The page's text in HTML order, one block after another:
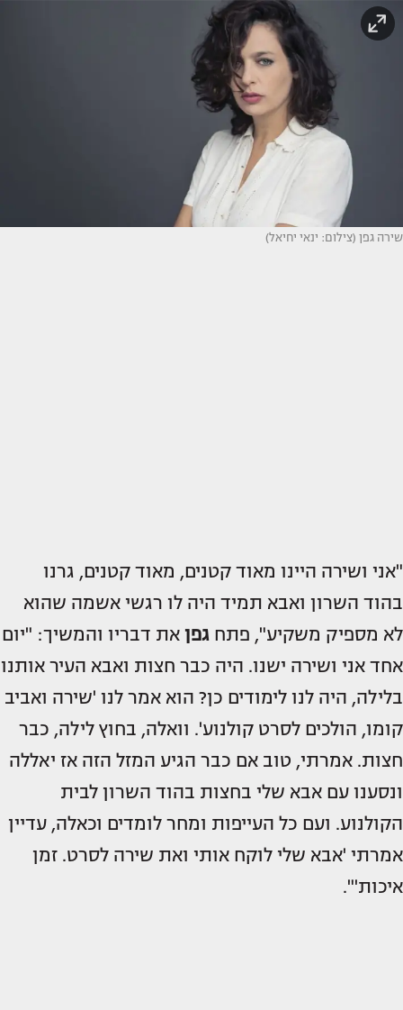
שירה גפן (צילום: ינאי יחיאל)
"אני ושירה היינו מאוד קטנים, מאוד קטנים, גרנו
בהוד השרון ואבא תמיד היה לו רגשי אשמה שהוא
לא מספיק משקיע", פתח גפן את דבריו והמשיך: "יום
אחד אני ושירה ישנו. היה כבר חצות ואבא העיר אותנו
בלילה, היה לנו לימודים כן? הוא אמר לנו 'שירה ואביב
קומו, הולכים לסרט קולנוע'. וואלה, בחוץ לילה, כבר
חצות. אמרתי, טוב אם כבר הגיע המזל הזה אז יאללה
ונסענו עם אבא שלי בחצות בהוד השרון לבית
הקולנוע. ועם כל העייפות ומחר לומדים וכאלה, עדיין
אמרתי 'אבא שלי לוקח אותי ואת שירה לסרט. זמן
איכות'".